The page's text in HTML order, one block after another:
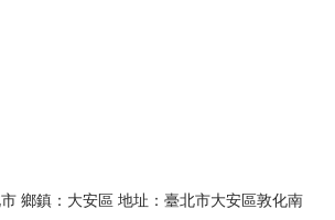
鄉鎮：大安區 地址：臺北市大安區敦化南